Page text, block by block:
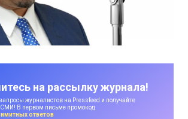
на рассылку журнала!
журналистов на Pressfeed и получайте
СМИ! В первом письме промокод
ответов